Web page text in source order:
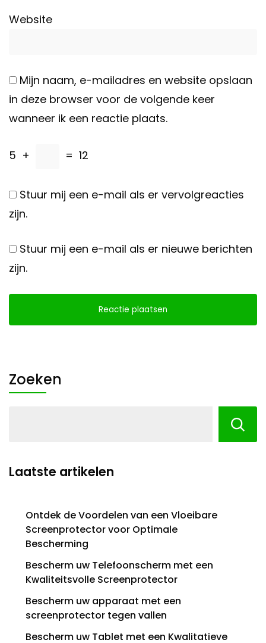
Website
Mijn naam, e-mailadres en website opslaan
in deze browser voor de volgende keer
wanneer ik een reactie plaats.
5 + = 12
Stuur mij een e-mail als er vervolgreacties
zijn.
Stuur mij een e-mail als er nieuwe berichten
zijn.
Zoeken
Laatste artikelen
Ontdek de Voordelen van een Vloeibare
Screenprotector voor Optimale
Bescherming
Bescherm uw Telefoonscherm met een
Kwaliteitsvolle Screenprotector
Bescherm uw apparaat met een
screenprotector tegen vallen
Bescherm uw Tablet met een Kwalitatieve